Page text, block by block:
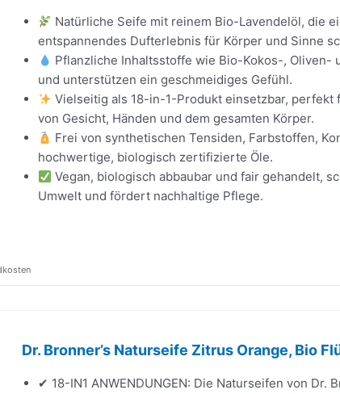
Natürliche Seife mit reinem Bio-Lavendelöl, die
entspannendes Dufterlebnis für Körper und Sinne
Pflanzliche Inhaltsstoffe wie Bio-Kokos-, Oliven-
und unterstützen ein geschmeidiges Gefühl.
Vielseitig als 18-in-1-Produkt einsetzbar, perfekt
von Gesicht, Händen und dem gesamten Körper.
Frei von synthetischen Tensiden, Farbstoffen,
hochwertige, biologisch zertifizierte Öle.
Vegan, biologisch abbaubar und fair gehandelt,
Umwelt und fördert nachhaltige Pflege.
Dr. Bronner’s Naturseife Zitrus Orange, Bio
✔ 18-IN1 ANWENDUNGEN: Die Naturseifen von Dr.